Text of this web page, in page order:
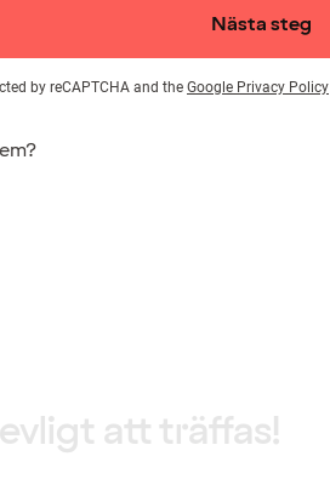
Nästa steg
by reCAPTCHA and the Google Privacy Policy
att träffas!